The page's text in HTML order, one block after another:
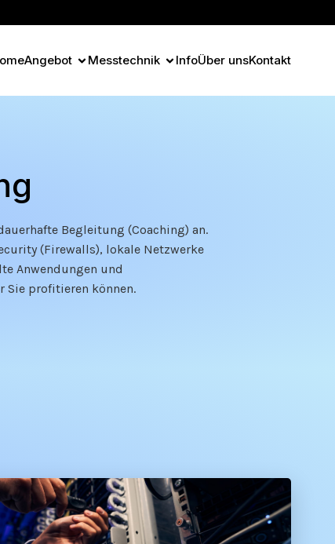
Angebot Messtechnik InfoÜber unsKontakt
Begleitung (Coaching) an.
(Firewalls), lokale Netzwerke
Anwendungen und
Sie profitieren können.